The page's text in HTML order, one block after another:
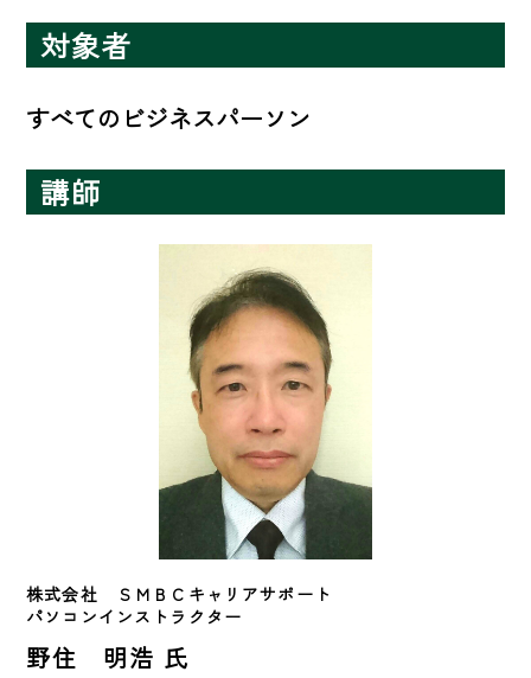
対象者
すべてのビジネスパーソン
講師
株式会社　ＳＭＢＣキャリアサポート
パソコンインストラクター
野住 明浩 氏